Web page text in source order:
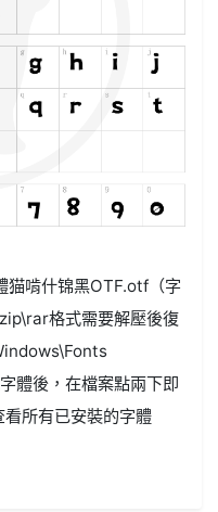
猫啃什锦黑OTF.otf（字
格式需要解壓後復
體後，在檔案點兩下即
所有已安裝的字體